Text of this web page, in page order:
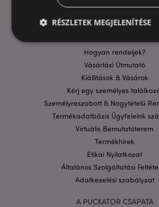
Aktuális Promócióink
Hogyan rendeljek?
Vásárlási Útmutató
Kiállítások & Vásárok
Kérj egy személyes
Személyreszabott & Nagytételű
Termékadatbázis Ügyfeleink
Virtuális Bemutatóterem
Termékhírek
Etikai Nyilatkozat
Általános Szolgáltatási
Adatkezelési szabályzat
A PUCKATOR CSAPATA
RÉSZLETEK MEGJELENÍTÉSE
Elengedhetetlenül szükséges
Funkcionalitás
A weboldal működéséhez feltétlenül
lehetővé teszik a webhely alapvető
például a felhasználói bejelentkezést és a
fiókkezelést. A weboldal nem használható
megfelelően a feltétlenül szükséges sütik
CookieScriptConsent